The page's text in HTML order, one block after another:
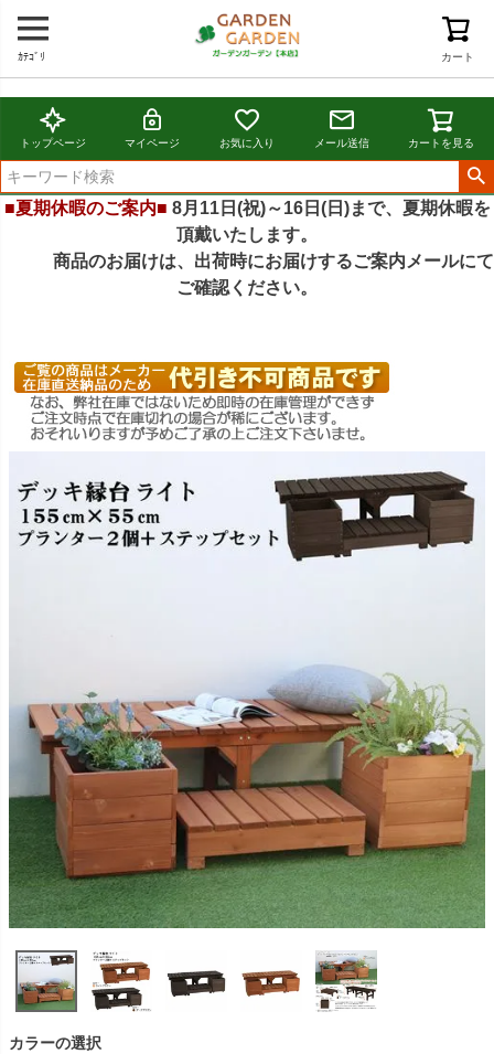
カート
ｶﾃｺﾞﾘ
トップページ マイページ お気に入り メール送信 カートを見る
■夏期休暇のご案内■ 8月11日(祝)～16日(日)まで、夏期休暇を
頂戴いたします。
商品のお届けは、出荷時にお届けするご案内メールにて
ご確認ください。
カラーの選択